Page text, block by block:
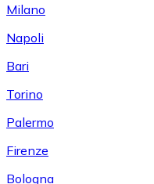
Milano
Napoli
Bari
Torino
Palermo
Firenze
Bologna